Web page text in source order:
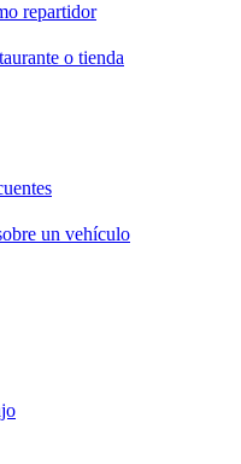
repartidor
o tienda
un vehículo